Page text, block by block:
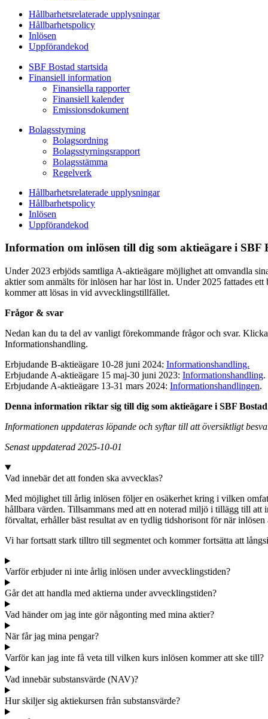
Hållbarhetsrelaterade upplysningar
Hållbarhetspolicy
Inlösen
Uppförandekod
SBF Bostad startsida
Finansiell information
Finansiella rapporter
Finansiell kalender
Emissionsdokument
Bolagsstyrning
Bolagsordning
Bolagsstyrningsrapport
Bolagsstämma
Regelverk
Hållbarhetsrelaterade upplysningar
Hållbarhetspolicy
Inlösen
Uppförandekod
Information om inlösen till dig som aktieägare i SBF
Under 2023 erbjöds samtliga A-aktieägare möjlighet att omvandla
aktier som anmälts för inlösen har har löst in. Under 2025 fattades
kommer att lösas in vid avvecklingstillfället.
Frågor & svar
Nedan kan du ta del av vanligt förekommande frågor och svar.
Informationshandling.
Erbjudande B-aktieägare 10-28 juni 2024: Informationshandling.
Erbjudande A-aktieägare 15 maj-30 juni 2023: Informationshandling.
Erbjudande A-aktieägare 13-31 mars 2024: Informationshandlingen.
Denna information riktar sig till dig som aktieägare i SBF
Informationen uppdateras löpande och syftar till att översiktligt
Senast uppdaterad 2025-10-01
Vad innebär det att fonden ska avvecklas?
Med möjlighet till årlig inlösen följer en osäkerhet kring i vilken
hållbara värden. Tillsammans med att en noterad miljö i tillägg till
förvaltat, erhåller bäst resultat av en tydlig tidshorisont för när inlösen
Vi har fortsatt stark tilltro till segmentet och kommer fortsätta att
Varför erbjuder ni inte årlig inlösen under avvecklingstiden?
Går det att handla med aktierna under avvecklingstiden?
Vad händer om jag inte gör någonting med mina aktier?
När får jag mina pengar?
Varför kan jag inte få veta till vilken kurs inlösen kommer att ske till?
Vad innebär substansvärde (NAV)?
Hur skiljer sig aktiekursen från substansvärde?